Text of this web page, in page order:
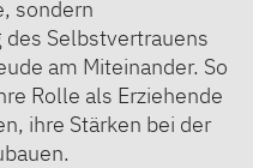
sondern
Selbstvertrauens
am Miteinander. So
Rolle als Erziehende
ihre Stärken bei der